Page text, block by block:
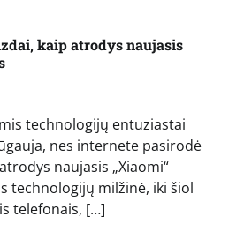
kaip atrodys naujasis
technologijų entuziastai
nes internete pasirodė
naujasis „Xiaomi“
technologijų milžinė, iki šiol
telefonais, […]